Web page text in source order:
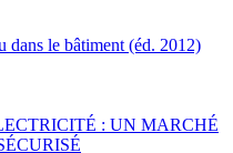
dans le bâtiment (éd. 2012)
: UN MARCHÉ